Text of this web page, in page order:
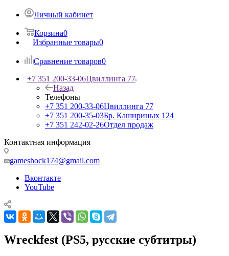
Личный кабинет
Корзина0
Избранные товары0
Сравнение товаров0
+7 351 200-33-06Цвиллинга 77
Назад
Телефоны
+7 351 200-33-06Цвиллинга 77
+7 351 200-35-03Бр. Кашириных 124
+7 351 242-02-26Отдел продаж
Контактная информация
gameshock174@gmail.com
Вконтакте
YouTube
Wreckfest (PS5, русские субтитры)